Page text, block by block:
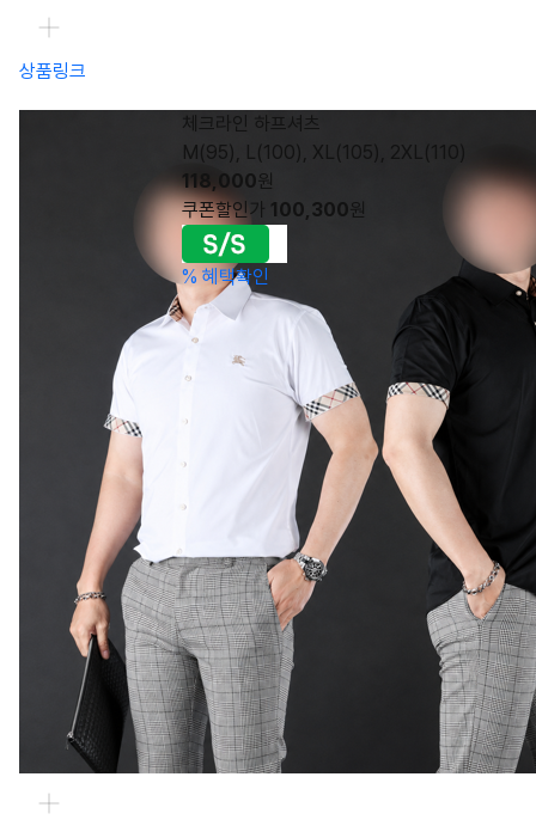
상품링크
체크라인 하프셔츠
M(95), L(100), XL(105), 2XL(110)
118,000원
쿠폰할인가 100,300원
% 혜택확인